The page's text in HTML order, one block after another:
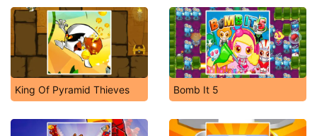
King Of Pyramid Thieves Bomb It 5